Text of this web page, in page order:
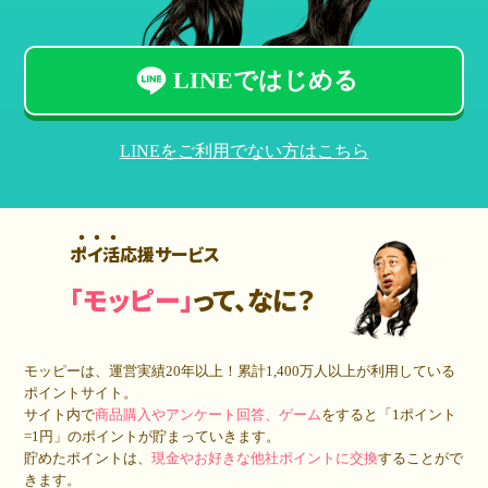
LINEではじめる
LINEをご利用でない方はこちら
ポイ活応援サービス
「モッピー」って、なに？
モッピーは、運営実績20年以上！累計1,400万人 以上が利用している
ポイントサイト。
サイト内で商品購入やアンケート回答、ゲームをすると「1ポイント
=1円」のポイントが貯まっていきます。
貯めたポイントは、現金やお好きな他社ポイントに交換することがで
きます。